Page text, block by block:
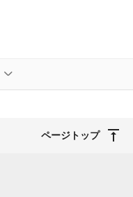
ページトップ